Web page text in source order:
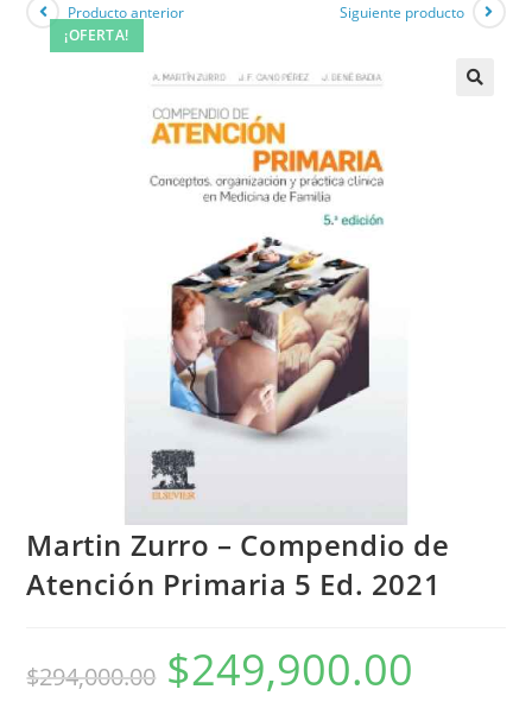
¡OFERTA!
Producto anterior Siguiente producto
Martin Zurro – Compendio de
Atención Primaria 5 Ed. 2021
$294,000.00 $249,900.00